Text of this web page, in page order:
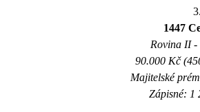
1447
Rovina II -
90.000 Kč
Majitelské
Zápisné: 1